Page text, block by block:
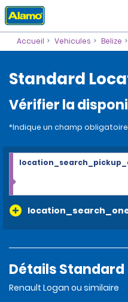
Accueil Vehicules Belize
Standard
Vérifier la
*Indique un champ obligatoire
Détails Standard
Renault Logan ou similaire